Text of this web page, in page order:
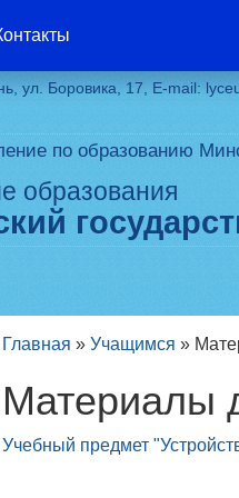
Контакты
ул. Боровика, 17, Е-mail:
по образованию
образования
Главная » Учащимся »
Материалы
Учебный предмет